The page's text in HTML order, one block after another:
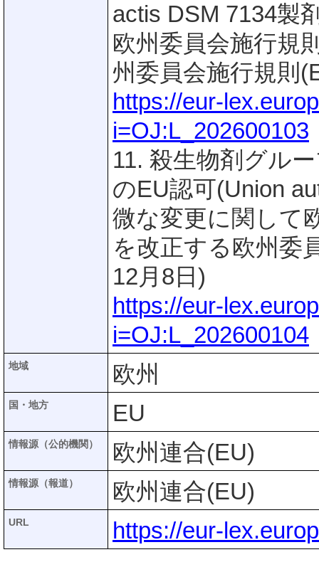
actis DSM 7134製
欧州委員会施行規
州委員会施行規則
https://eur-
i=OJ:L_202600103
11. 殺生物剤グル
のEU認可(Union
微な変更に関して
を改正する欧州委
12月8日)
https://eur-
i=OJ:L_202600104
地域 欧州
国・地方 EU
情報源（公的機関） 欧州連合(EU)
情報源（報道） 欧州連合(EU)
URL https://eur-